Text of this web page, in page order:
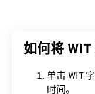
如何将
单击 WIT
时间。